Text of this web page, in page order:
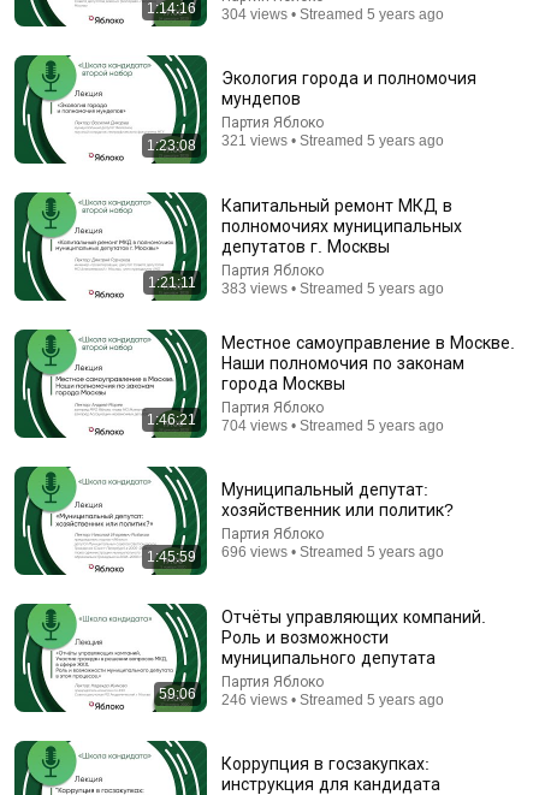
"The Crisis of Nuclear Arms Control." A lecture by
Academician Alexei Arbatov
Партия Яблоко
Auto-dubbed
1.5K views
Советское телевидение. ГОСТЕЛЕРАДИОФОНД • 3M
1:14:16
304 views • Streamed 5 years ago
1:23:08
Экология города и полномочия
мундепов
Партия Яблоко
321 views • Streamed 5 years ago
1:21:11
Капитальный ремонт МКД в
полномочиях муниципальных
депутатов г. Москвы
Партия Яблоко
383 views • Streamed 5 years ago
1:46:21
Местное самоуправление в Москве.
Наши полномочия по законам
города Москвы
Партия Яблоко
704 views • Streamed 5 years ago
1:45:59
Муниципальный депутат:
хозяйственник или политик?
Партия Яблоко
696 views • Streamed 5 years ago
59:06
Отчёты управляющих компаний.
Роль и возможности
муниципального депутата
Партия Яблоко
246 views • Streamed 5 years ago
Коррупция в госзакупках:
инструкция для кандидата